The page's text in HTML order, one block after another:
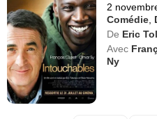
2
Comédie
De Eric
Avec
Ny